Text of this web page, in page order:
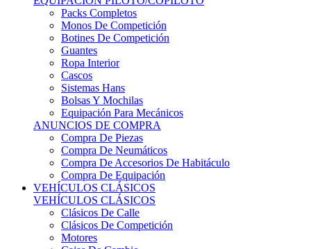
Monos De Competición
Botines De Competición
Guantes
Ropa Interior
Cascos
Sistemas Hans
Bolsas Y Mochilas
Equipación Para Mecánicos
ANUNCIOS DE COMPRA
Compra De Piezas
Compra De Neumáticos
Compra De Accesorios De Habitáculo
Compra De Equipación
VEHÍCULOS CLÁSICOS
VEHÍCULOS CLÁSICOS
Clásicos De Calle
Clásicos De Competición
Motores
Cajas De Cambio
Carrocería